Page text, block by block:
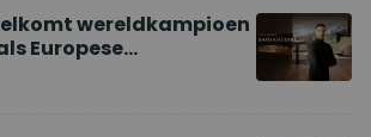
wereldkampioen
Europese